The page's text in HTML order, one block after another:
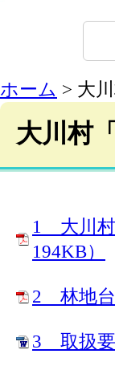
ホーム > 大
大川村
1 大川村
194KB）
2 林地台
3 取扱要